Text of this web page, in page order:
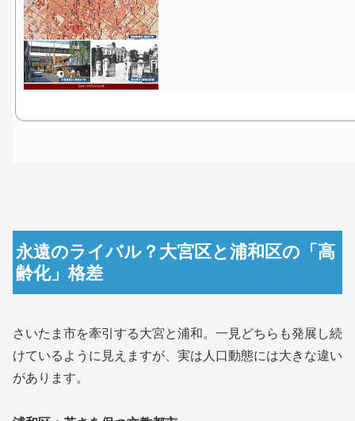
永遠のライバル？大宮区と浦和区の「高
齢化」格差
さいたま市を牽引する大宮と浦和。一見どちらも発展し続
けているように見えますが、実は人口動態には大きな違い
があります。